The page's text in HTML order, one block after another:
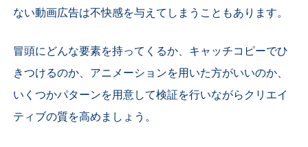
ない動画広告は不快感を与えてしまうこともあります。
冒頭にどんな要素を持ってくるか、キャッチコピーでひ
きつけるのか、アニメーションを用いた方がいいのか、
いくつかパターンを用意して検証を行いながらクリエイ
ティブの質を高めましょう。